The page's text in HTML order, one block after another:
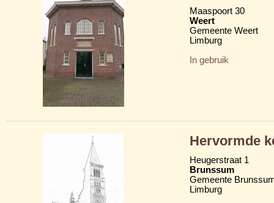
Maaspoort 30
Weert
Gemeente Weert
Limburg
In gebruik
Hervormde
Heugerstraat 1
Brunssum
Gemeente
Limburg